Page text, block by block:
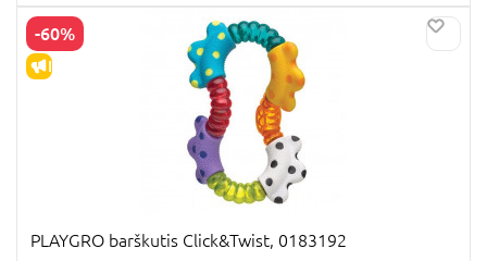
-60%
IŠPARDAVIMAS
PLAYGRO barškutis Click&Twist, 0183192